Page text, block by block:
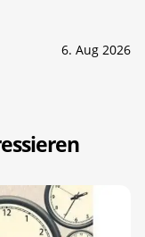
6. Aug 2026